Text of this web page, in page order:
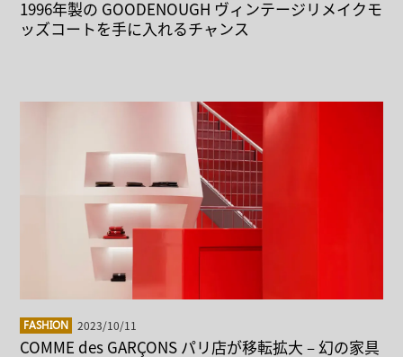
1996年製の GOODENOUGH ヴィンテージリメイクモ
ッズコートを手に入れるチャンス
FASHION 2023/10/11
COMME des GARÇONS パリ店が移転拡大 – 幻の家具